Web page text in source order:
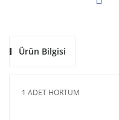
Ürün Bilgisi
1 ADET HORTUM